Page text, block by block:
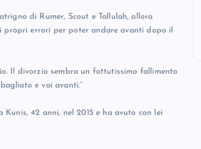
di Rumer, Scout e Tallulah, allora
propri errori per poter andare avanti dopo il
Il divorzio sembra un fottutissimo fallimento
e vai avanti.”
42 anni, nel 2015 e ha avuto con lei